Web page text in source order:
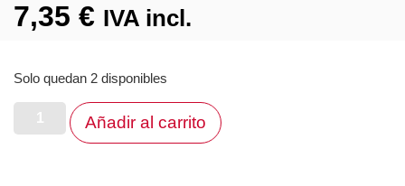
7,35 € IVA incl.
Solo quedan 2 disponibles
Añadir al carrito